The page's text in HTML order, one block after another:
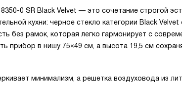
0 SR Black Velvet — это сочетание строгой
кухни: черное стекло категории Black Velvet
без рамок, которая легко гармонирует с
прибор в нишу 75×49 см, а высота 19,5 см
минимализм, а решетка воздуховода из